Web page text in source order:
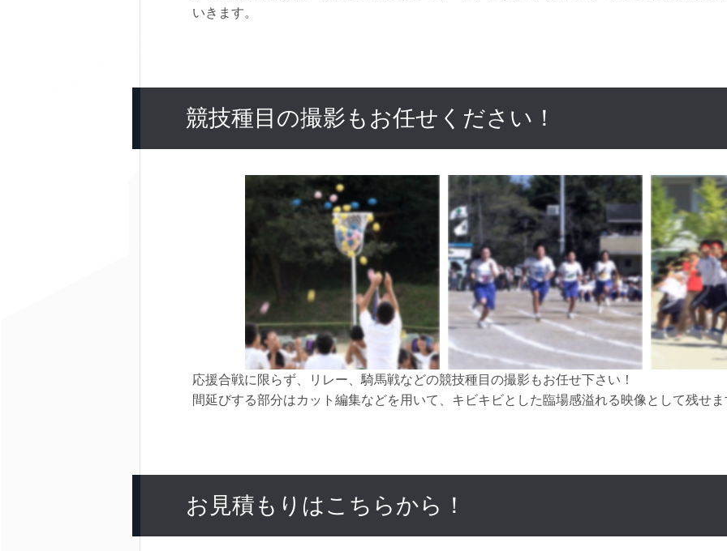
いきます。
競技種目の撮影もお任せください！
応援合戦に限らず、リレー、騎馬戦などの競技種目の撮影もお任せ下さい！
間延びする部分はカット編集などを用いて、キビキビとした臨場感溢れる映像として残せ
お見積もりはこちらから！